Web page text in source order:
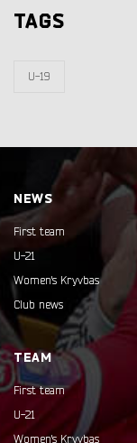
TAGS
U-19
NEWS
First team
U-21
Women's Kryvbas
Club news
TEAM
First team
U-21
Women's Kryvbas